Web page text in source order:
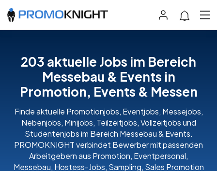
203 aktuelle Jobs im Bereich
Messebau & Events in
Promotion, Events & Messen
Finde aktuelle Promotionjobs, Eventjobs, Messejobs,
Nebenjobs, Minijobs, Teilzeitjobs, Vollzeitjobs und
Studentenjobs im Bereich Messebau & Events.
PROMOKNIGHT verbindet Bewerber mit passenden
Arbeitgebern aus Promotion, Eventpersonal,
Messebau, Hostess-Jobs, Sampling, Sales Promotion